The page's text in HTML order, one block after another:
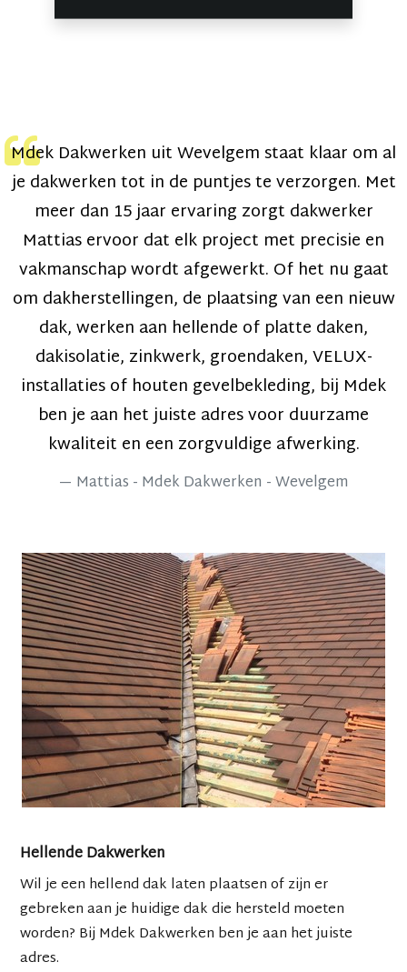
Mdek Dakwerken uit Wevelgem staat klaar om al
je dakwerken tot in de puntjes te verzorgen. Met
meer dan 15 jaar ervaring zorgt dakwerker
Mattias ervoor dat elk project met precisie en
vakmanschap wordt afgewerkt. Of het nu gaat
om dakherstellingen, de plaatsing van een nieuw
dak, werken aan hellende of platte daken,
dakisolatie, zinkwerk, groendaken, VELUX-
installaties of houten gevelbekleding, bij Mdek
ben je aan het juiste adres voor duurzame
kwaliteit en een zorgvuldige afwerking.
Mattias - Mdek Dakwerken - Wevelgem
Hellende Dakwerken
Wil je een hellend dak laten plaatsen of zijn er
gebreken aan je huidige dak die hersteld moeten
worden? Bij Mdek Dakwerken ben je aan het juiste
adres.